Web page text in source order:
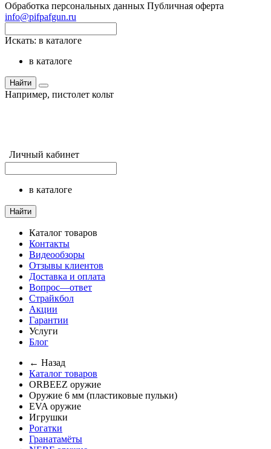
Обработка персональных данных Публичная оферта
info@pifpafgun.ru
Искать: в каталоге
в каталоге
Найти
Например, пистолет кольт
Личный кабинет
в каталоге
Найти
Каталог товаров
Контакты
Видеообзоры
Отзывы клиентов
Доставка и оплата
Вопрос—ответ
Страйкбол
Акции
Гарантии
Услуги
Блог
← Назад
Каталог товаров
ORBEEZ оружие
Оружие 6 мм (пластиковые пульки)
EVA оружие
Игрушки
Рогатки
Гранатамёты